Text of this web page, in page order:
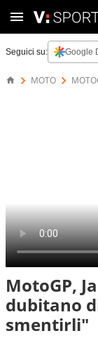
Seguici su: Google
MOTO
MotoGP,
dubitano
smentirli"